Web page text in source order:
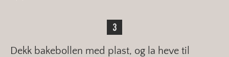
Dekk bakebollen med plast, og la heve til